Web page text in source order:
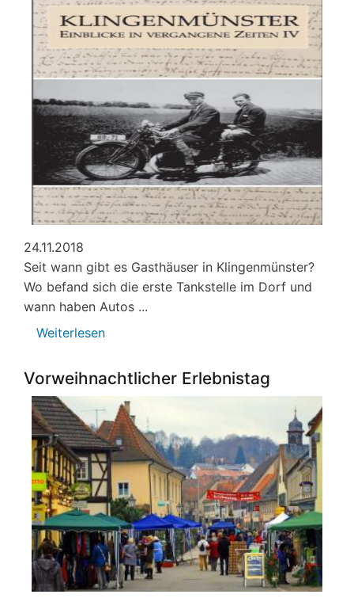
und
Moralist
24.11.2018
Seit wann gibt es Gasthäuser in Klingenmünster?
Wo befand sich die erste Tankstelle im Dorf und
wann haben Autos ...
Weiterlesen
aus
Zeiten
Vorweihnachtlicher Erlebnistag